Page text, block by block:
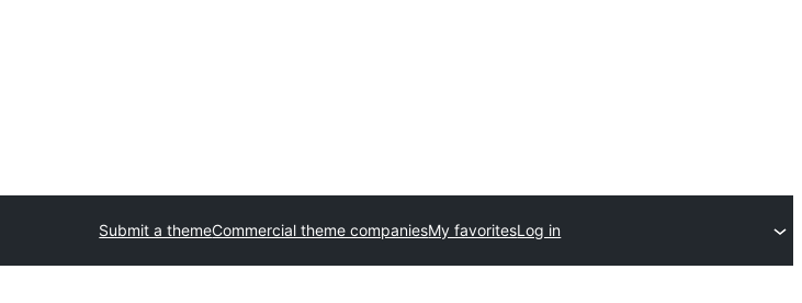
Submit a themeCommercial theme companiesMy favoritesLog in